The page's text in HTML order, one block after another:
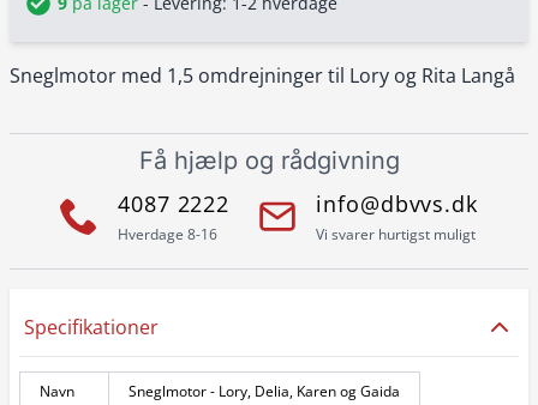
Sneglmotor med 1,5 omdrejninger til Lory og Rita Langå
Få hjælp og rådgivning
4087 2222
Hverdage 8-16
info@dbvvs.dk
Vi svarer hurtigst muligt
Specifikationer
Navn
Sneglmotor - Lory, Delia, Karen og Gaida